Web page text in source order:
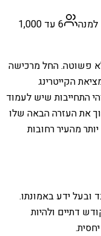
6 עד 1,000
פשוטה. החל מרכישה
הקייטרינג
התחייבות שיש לעמוד
את העזרה הבאה שלו
מהעיר רחובות
ובעל ידע באמונתו.
דתיים ולהיות